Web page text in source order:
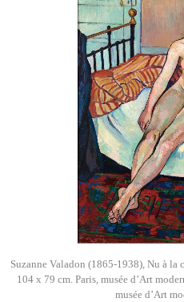
Suzanne Valadon (1865-1938), Nu à
104 x 79 cm. Paris, musée d’Art
musée d’Art